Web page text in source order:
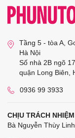
Tầng 5 - tòa A,
Hà Nội
Số nhà 2B ngõ
quận Long Biên,
0936 99 3933
CHỊU TRÁCH
Bà Nguyễn Thùy Linh